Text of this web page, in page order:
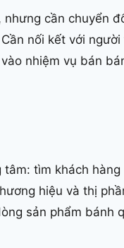
cần chuyển
nối kết với
nhiệm vụ bán
tìm khách
hiệu và thị
sản phẩm bánh